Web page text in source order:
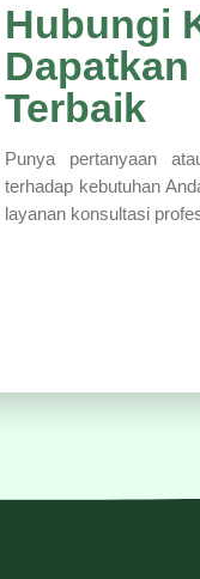
Hubungi
Terbaik
Punya pertanyaan
terhadap kebutuhan
layanan konsultasi